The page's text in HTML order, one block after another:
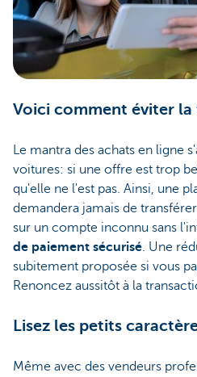
Voici comment éviter la
Le mantra des achats en ligne
voitures: si une offre est trop
qu'elle ne l'est pas. Ainsi, une
demandera jamais de
sur un compte inconnu sans
de paiement sécurisé. Une
subitement proposée si vous
Renoncez aussitôt à la
Lisez les petits
Même avec des vendeurs